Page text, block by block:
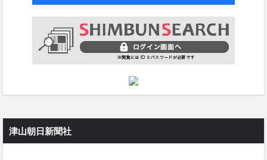
津山朝日新聞社